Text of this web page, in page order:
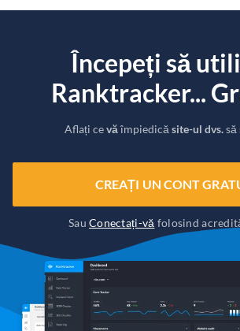
Începeți să
Ranktracker...
Aflați cevăîmpiedică site-ul dvs.să
CREAȚI UN CONT
SauConectați-vă folosind